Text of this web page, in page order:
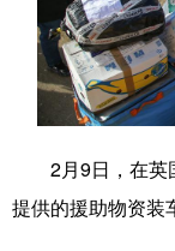
法律
食品
2月9日，在英
提供的援助物资装